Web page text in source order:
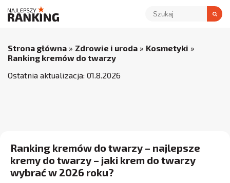
Strona główna » Zdrowie i uroda » Kosmetyki »
Ranking kremów do twarzy
Ostatnia aktualizacja: 01.8.2026
Ranking kremów do twarzy – najlepsze
kremy do twarzy – jaki krem do twarzy
wybrać w 2026 roku?